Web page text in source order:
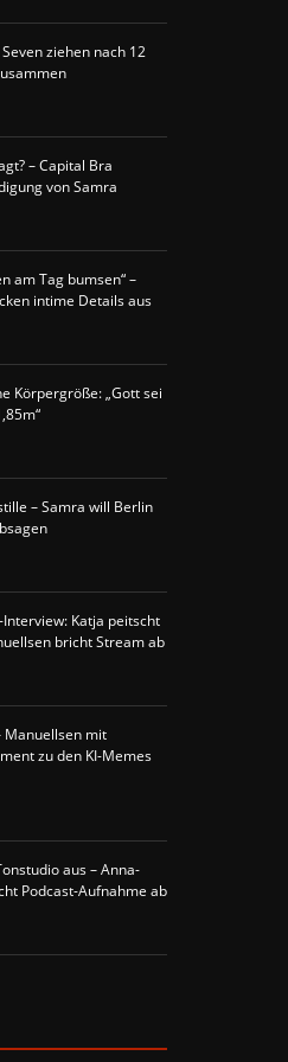
ziehen nach 12
– Capital Bra
von Samra
am Tag bumsen“ –
intime Details aus
Körpergröße: „Gott sei
– Samra will Berlin
Interview: Katja peitscht
bricht Stream ab
Manuellsen mit
zu den KI-Memes
aus – Anna-
Podcast-Aufnahme ab